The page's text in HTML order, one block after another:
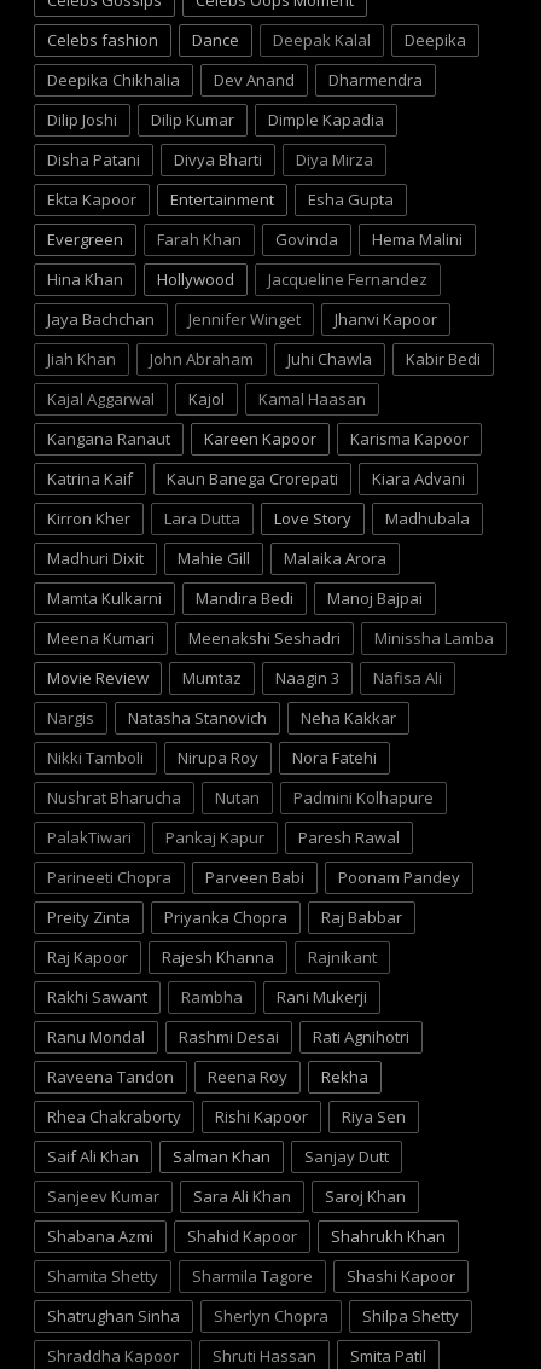
Celebs fashion
Dance Deepak Kalal
Deepika
Deepika Chikhalia
Dev Anand
Dharmendra
Dilip Joshi
Dilip Kumar
Dimple Kapadia
Disha Patani
Divya Bharti
Diya Mirza
Ekta Kapoor
Entertainment
Esha Gupta
Evergreen
Farah Khan Govinda
Hema Malini
Hina Khan
Hollywood
Jacqueline Fernandez
Jaya Bachchan
Jennifer Winget
Jhanvi Kapoor
Jiah Khan
John Abraham Juhi Chawla
Kabir Bedi
Kajal Aggarwal
Kajol
Kamal Haasan
Kangana Ranaut
Kareen Kapoor
Karisma Kapoor
Katrina Kaif
Kaun Banega Crorepati
Kiara Advani
Kirron Kher
Lara Dutta Love Story
Madhubala
Madhuri Dixit
Mahie Gill
Malaika Arora
Mamta Kulkarni
Mandira Bedi
Manoj Bajpai
Meena Kumari
Meenakshi Seshadri
Minissha Lamba
Movie Review
Mumtaz Naagin 3
Nafisa Ali
Nargis
Natasha Stanovich
Neha Kakkar
Nikki Tamboli
Nirupa Roy
Nora Fatehi
Nushrat Bharucha
Nutan
Padmini Kolhapure
PalakTiwari
Pankaj Kapur
Paresh Rawal
Parineeti Chopra
Parveen Babi
Poonam Pandey
Preity Zinta
Priyanka Chopra
Raj Babbar
Raj Kapoor
Rajesh Khanna
Rajnikant
Rakhi Sawant
Rambha
Rani Mukerji
Ranu Mondal
Rashmi Desai
Rati Agnihotri
Raveena Tandon
Reena Roy
Rekha
Rhea Chakraborty
Rishi Kapoor
Riya Sen
Saif Ali Khan
Salman Khan
Sanjay Dutt
Sanjeev Kumar
Sara Ali Khan
Saroj Khan
Shabana Azmi
Shahid Kapoor
Shahrukh Khan
Shamita Shetty
Sharmila Tagore
Shashi Kapoor
Shatrughan Sinha
Sherlyn Chopra
Shilpa Shetty
Shraddha Kapoor
Shruti Hassan
Smita Patil